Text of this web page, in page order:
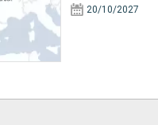
20/10/2027